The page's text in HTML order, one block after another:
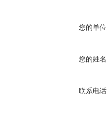
您的单位
您的姓名
联系电话